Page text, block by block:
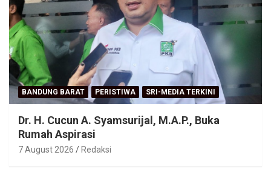
BANDUNG BARAT PERISTIWA SRI-MEDIA TERKINI
Dr. H. Cucun A. Syamsurijal, M.A.P., Buka
Rumah Aspirasi
7 August 2026 Redaksi